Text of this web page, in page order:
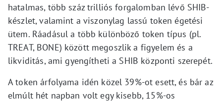
hatalmas, több száz trilliós forgalomban lévő SHIB-
készlet, valamint a viszonylag lassú token égetési
ütem. Ráadásul a több különböző token típus (pl.
TREAT, BONE) között megoszlik a figyelem és a
likviditás, ami gyengítheti a SHIB központi szerepét.
A token árfolyama idén közel 39%-ot esett, és bár az
elmúlt hét napban volt egy kisebb, 15%-os